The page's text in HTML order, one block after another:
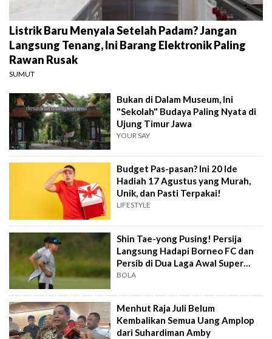
Listrik Baru Menyala Setelah Padam? Jangan
Langsung Tenang, Ini Barang Elektronik Paling
Rawan Rusak
SUMUT
Bukan di Dalam Museum, Ini
"Sekolah" Budaya Paling Nyata di
Ujung Timur Jawa
YOUR SAY
Budget Pas-pasan? Ini 20 Ide
Hadiah 17 Agustus yang Murah,
Unik, dan Pasti Terpakai!
LIFESTYLE
Shin Tae-yong Pusing! Persija
Langsung Hadapi Borneo FC dan
Persib di Dua Laga Awal Super
League
BOLA
Menhut Raja Juli Belum
Kembalikan Semua Uang Amplop
dari Suhardiman Amby